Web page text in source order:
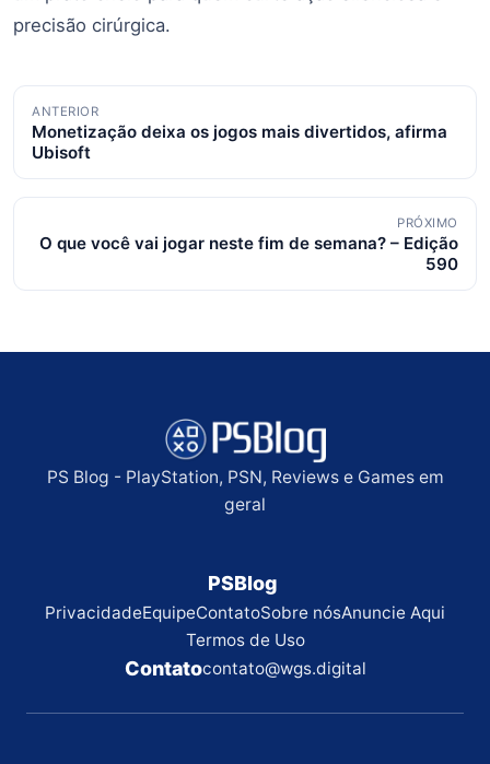
precisão cirúrgica.
Navegação
de
posts
ANTERIOR
Monetização deixa os jogos mais divertidos, afirma
Ubisoft
PRÓXIMO
O que você vai jogar neste fim de semana? – Edição
590
PS Blog - PlayStation, PSN, Reviews e Games em
geral
PSBlog
PrivacidadeEquipeContatoSobre nósAnuncie Aqui
Termos de Uso
Contatocontato@wgs.digital